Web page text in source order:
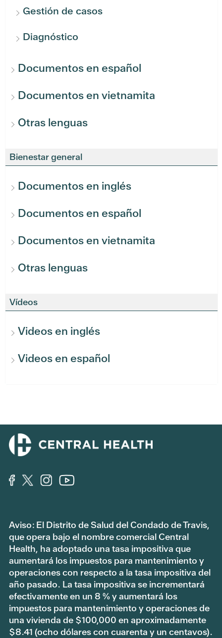
Gestión de casos
Diagnóstico
Documentos en español
Documentos en vietnamita
Otras lenguas
Bienestar general
Documentos en inglés
Documentos en español
Documentos en vietnamita
Otras lenguas
Vídeos
Videos en inglés
Videos en español
Aviso: El Distrito de Salud del Condado de Travis,
que opera bajo el nombre comercial Central
Health, ha adoptado una tasa impositiva que
aumentará los impuestos para mantenimiento y
operaciones con respecto a la tasa impositiva del
año pasado. La tasa impositiva se incrementará
efectivamente en un 8 % y aumentará los
impuestos para mantenimiento y operaciones de
una vivienda de $100,000 en aproximadamente
$8.41 (ocho dólares con cuarenta y un centavos).